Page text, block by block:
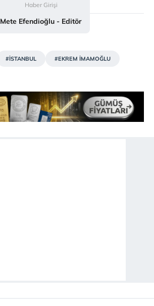
Haber Girişi
Mete Efendioğlu - Editör
#İSTANBUL #EKREM İMAMOĞLU